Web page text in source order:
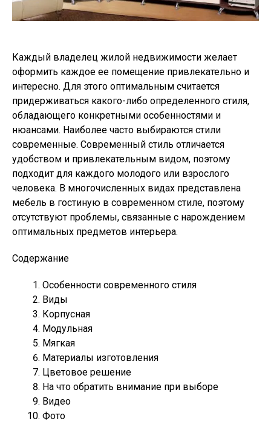
Каждый владелец жилой недвижимости желает
оформить каждое ее помещение привлекательно и
интересно. Для этого оптимальным считается
придерживаться какого-либо определенного стиля,
обладающего конкретными особенностями и
нюансами. Наиболее часто выбираются стили
современные. Современный стиль отличается
удобством и привлекательным видом, поэтому
подходит для каждого молодого или взрослого
человека. В многочисленных видах представлена
мебель в гостиную в современном стиле, поэтому
отсутствуют проблемы, связанные с нарождением
оптимальных предметов интерьера.
Содержание
Особенности современного стиля
Виды
Корпусная
Модульная
Мягкая
Материалы изготовления
Цветовое решение
На что обратить внимание при выборе
Видео
Фото